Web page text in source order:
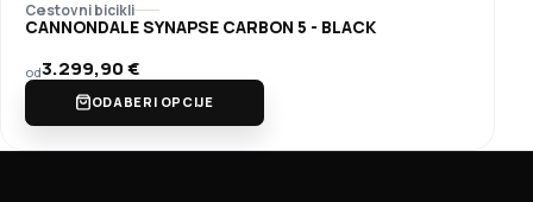
Cestovni bicikli
CANNONDALE SYNAPSE CARBON 5 - BLACK
od3.299,90€
ODABERI OPCIJE